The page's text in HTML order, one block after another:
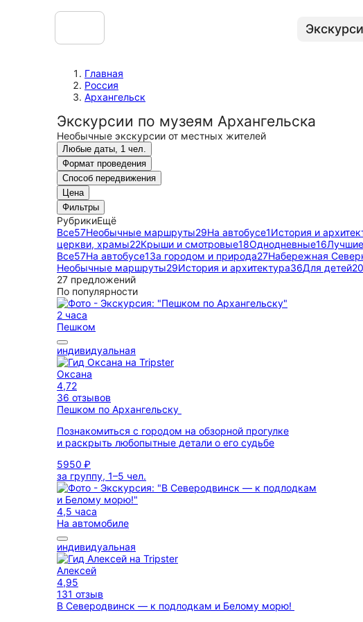
Главная
Россия
Архангельск
Экскурсии по музеям Архангельска
Необычные экскурсии от местных жителей
Любые даты, 1 чел.
Формат проведения
Способ передвижения
Цена
Фильтры
РубрикиЕщё
Все57Необычные маршруты29На автобусе1История и
церкви, храмы22Крыши и смотровые18Однодневные16Лучшие
Все57На автобусе1За городом и природа27Набережная
Необычные маршруты29История и архитектура36Для детей20
27 предложений
По популярности
2 часа
Пешком
индивидуальная
Оксана
4,72
36 отзывов
Пешком по Архангельску
Познакомиться с городом на обзорной прогулке
и раскрыть любопытные детали о его судьбе
5950 ₽
за группу, 1–5 чел.
4,5 часа
На автомобиле
индивидуальная
Алексей
4,95
131 отзыв
В Северодвинск — к подлодкам и Белому морю!